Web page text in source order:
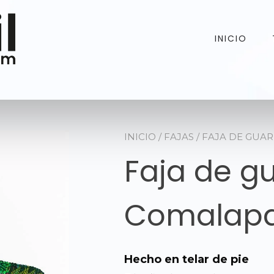
INICIO
INICIO / FAJAS / FAJA DE
Faja de
Hecho en telar de pie